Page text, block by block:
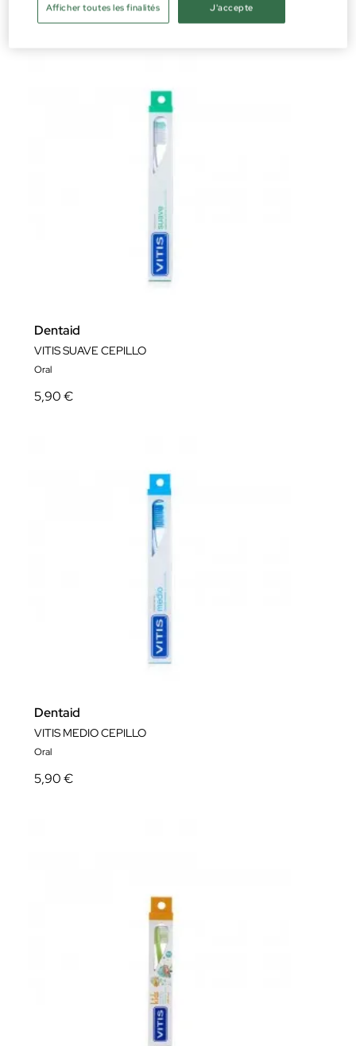
18,60 €
Dentaid
VITIS SUAVE CEPILLO
Oral
5,90 €
Dentaid
VITIS MEDIO CEPILLO
Oral
5,90 €
J'accepte
Afficher toutes les finalités